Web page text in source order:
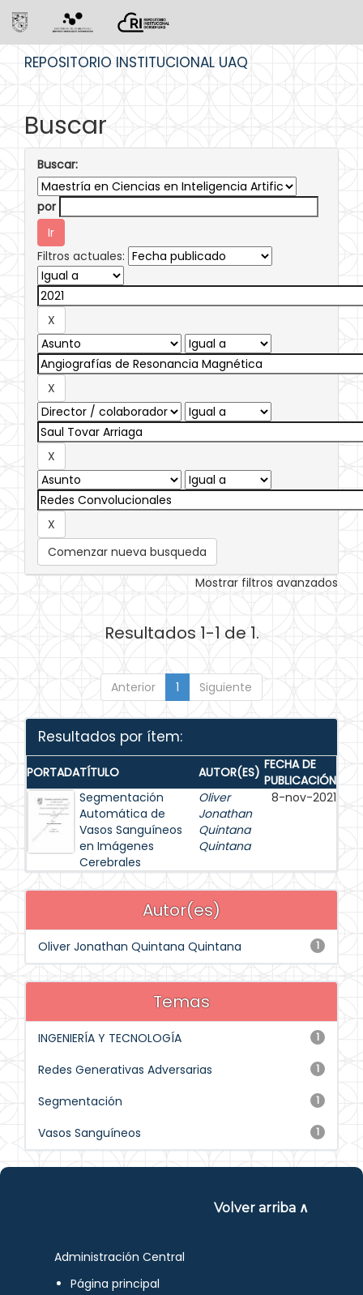
REPOSITORIO INSTITUCIONAL UAQ
Buscar
Buscar:
por
Filtros actuales:
Comenzar nueva busqueda
Mostrar filtros avanzados
Resultados 1-1 de 1.
Anterior 1 Siguiente
Resultados por ítem:
PORTADATÍTULO AUTOR(ES) FECHA DE
PUBLICACIÓN
Segmentación
Automática de
Vasos Sanguíneos
en Imágenes
Cerebrales
Oliver
Jonathan
Quintana
Quintana
8-nov-2021
Autor(es)
1
Oliver Jonathan Quintana Quintana
Temas
1
INGENIERÍA Y TECNOLOGÍA
1
Redes Generativas Adversarias
1
Segmentación
1
Vasos Sanguíneos
Volver arriba ∧
Administración Central
Página principal